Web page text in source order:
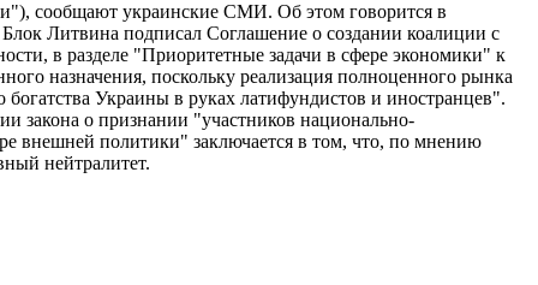
сообщают украинские СМИ. Об этом говорится в
Литвина подписал Соглашение о создании коалиции с
в разделе "Приоритетные задачи в сфере экономики" к
назначения, поскольку реализация полноценного рынка
богатства Украины в руках латифундистов и иностранцев".
закона о признании "участников национально-
внешней политики" заключается в том, что, по мнению
нейтралитет.